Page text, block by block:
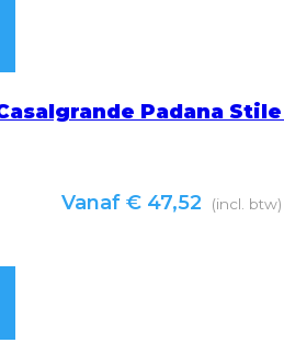
Padana
Vanaf€ 47,52 (incl. btw)